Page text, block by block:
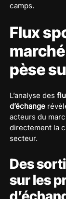
camps.
Flux
pèse
L’analyse des
d’échange
acteurs du
directement la
secteur.
Des
sur les